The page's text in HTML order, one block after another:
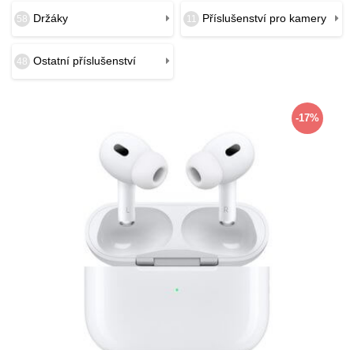
58 Držáky 11 Příslušenství pro kamery
48 Ostatní příslušenství
-17%